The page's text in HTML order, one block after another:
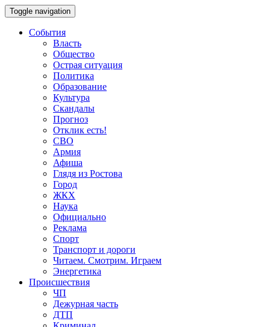
Toggle navigation
События
Власть
Общество
Острая ситуация
Политика
Образование
Культура
Скандалы
Прогноз
Отклик есть!
СВО
Армия
Афиша
Глядя из Ростова
Город
ЖКХ
Наука
Официально
Реклама
Спорт
Транспорт и дороги
Читаем. Смотрим. Играем
Энергетика
Происшествия
ЧП
Дежурная часть
ДТП